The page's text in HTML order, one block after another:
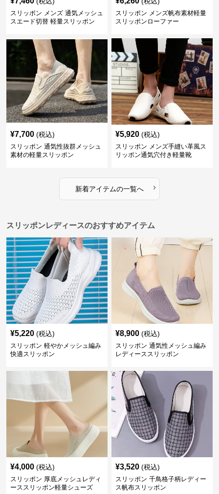
スリッポン メンズ 通気メッシュ
スエード切替 軽量スリッポン
スリッポン メンズ帆布素材軽量
スリッポンローファー
¥7,700 (税込)
スリッポン 通気性抜群メッシュ
素材の軽量スリッポン
¥5,920 (税込)
スリッポン メンズ手縫い革風ス
リッポン通気穴付き軽量靴
新着アイテムの一覧へ ›
スリッポンレディースのおすすめアイテム
¥5,220 (税込)
スリッポン 軽やかメッシュ編み
快適スリッポン
¥8,900 (税込)
スリッポン 通気性メッシュ編み
レディーススリッポン
¥4,000 (税込)
スリッポン 厚底メッシュレディ
ーススリッポン軽量シューズ
¥3,520 (税込)
スリッポン 千鳥格子柄レディー
ス帆布スリッポン